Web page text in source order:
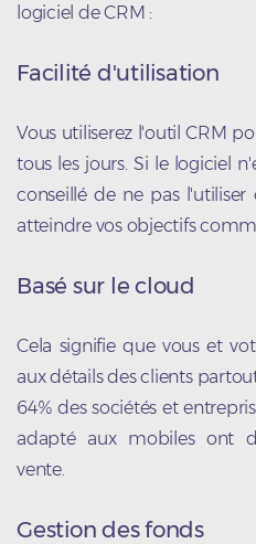
logiciel de CRM :
Facilité d'utilisation
Vous utiliserez l'outil CRM
tous les jours. Si le logiciel
conseillé de ne pas
atteindre vos objectifs
Basé sur le cloud
Cela signifie que vous et
aux détails des clients
64% des sociétés et
adapté aux mobiles ont
vente.
Gestion des fonds